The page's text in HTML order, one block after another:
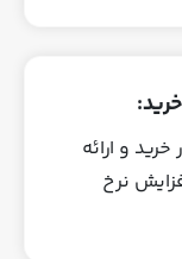
و ارائه
نرخ